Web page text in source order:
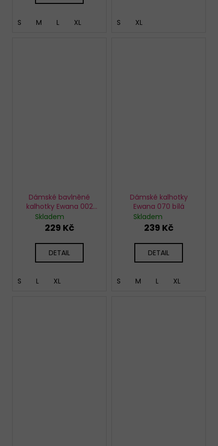
S M L XL S XL
Dámské bavlněné
kalhotky Ewana 002
bílá
Skladem
229 Kč
DETAIL
S L XL
Dámské kalhotky
Ewana 070 bílá
Skladem
239 Kč
DETAIL
S M L XL